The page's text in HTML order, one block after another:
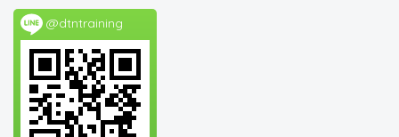
@dtntraining